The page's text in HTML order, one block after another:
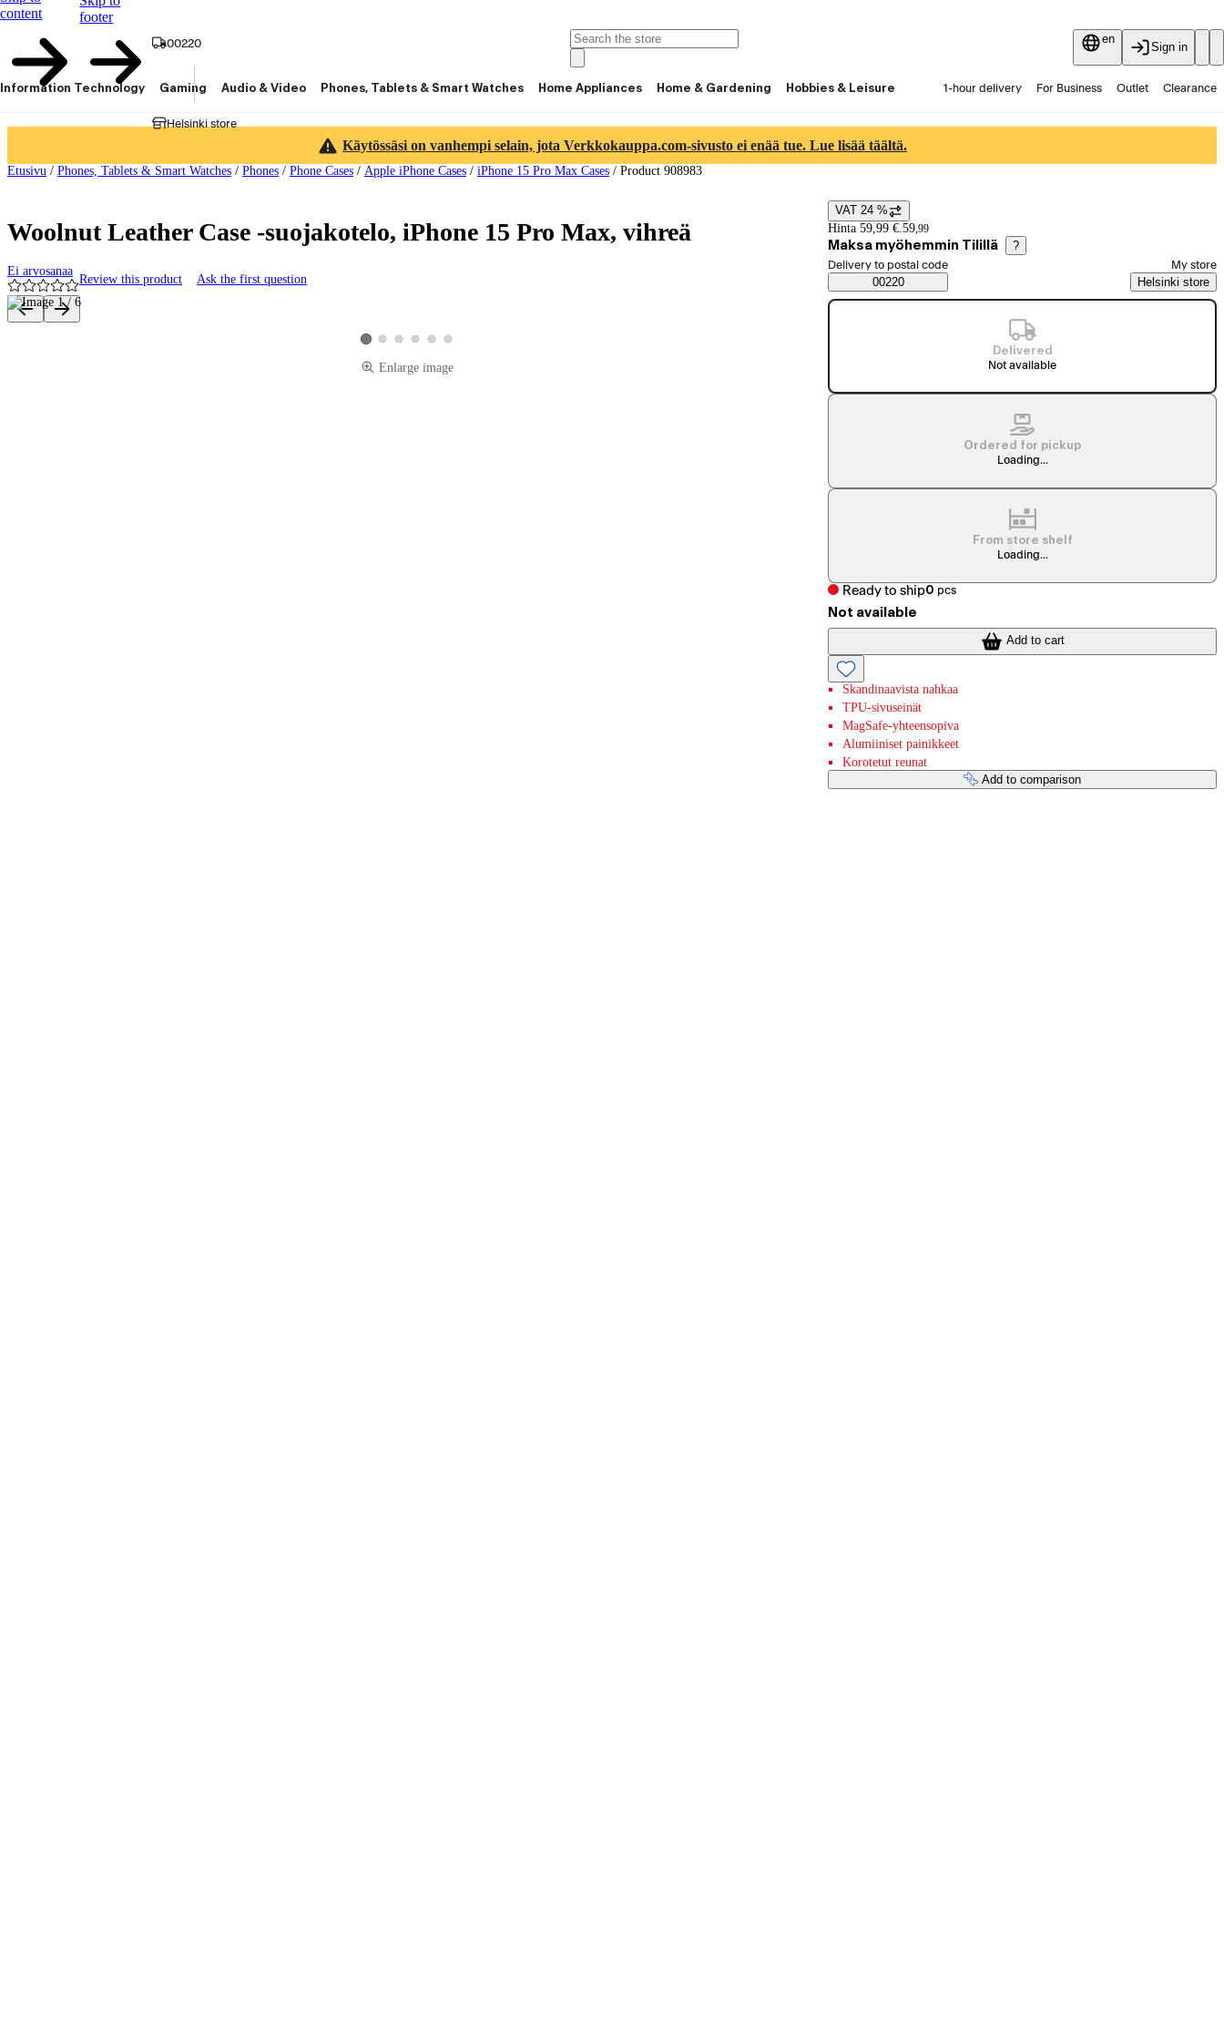
content
footer
00220
Helsinki store
en
Sign in
Information Technology Gaming Audio & Video Phones, Tablets & Smart Watches Home Appliances Home & Gardening Hobbies & Leisure 1-hour delivery For Business Outlet Clearance
Käytössäsi on vanhempi selain, jota Verkkokauppa.com-sivusto ei enää tue. Lue lisää täältä.
Etusivu / Phones, Tablets & Smart Watches / Phones / Phone Cases / Apple iPhone Cases / iPhone 15 Pro Max Cases / Product 908983
Woolnut Leather Case -suojakotelo, iPhone 15 Pro Max, vihreä
Ei arvosanaa
Review this product Ask the first question
Product images and videos
View product image 1
View product image 2
View product image 3
View product image 4
View product image 5
View product image 6
Enlarge image
Price details
VAT 24 %
Hinta 59,99 €.59,99
Maksa myöhemmin Tilillä ?
Saatavuustiedot
Select order method
Delivery to postal code
00220
My store
Helsinki store
Delivered
Not available
Ordered for pickup
Loading...
From store shelf
Loading...
Ready to ship0 pcs
Not available
Add to cart
Skandinaavista nahkaa
TPU-sivuseinät
MagSafe-yhteensopiva
Alumiiniset painikkeet
Korotetut reunat
Add to comparison